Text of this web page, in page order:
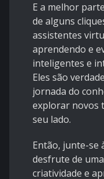
E a melhor
de alguns
assistentes
aprendendo e
inteligentes e
Eles são
jornada do
explorar novos
seu lado.
Então, junte-se
desfrute de
criatividade e